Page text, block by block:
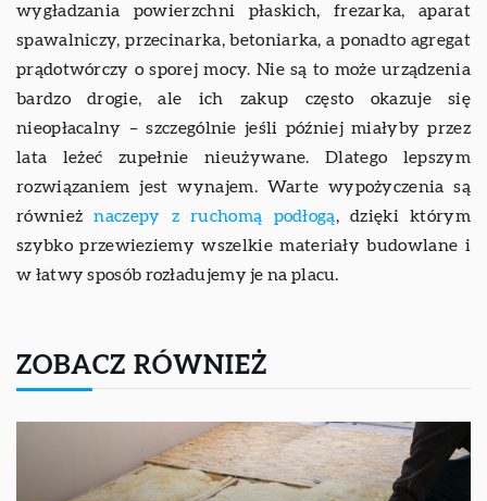
wygładzania powierzchni płaskich, frezarka, aparat
spawalniczy, przecinarka, betoniarka, a ponadto agregat
prądotwórczy o sporej mocy. Nie są to może urządzenia
bardzo drogie, ale ich zakup często okazuje się
nieopłacalny – szczególnie jeśli później miałyby przez
lata leżeć zupełnie nieużywane. Dlatego lepszym
rozwiązaniem jest wynajem. Warte wypożyczenia są
równieżnaczepy z ruchomą podłogą, dzięki którym
szybko przewieziemy wszelkie materiały budowlane i
w łatwy sposób rozładujemy je na placu.
ZOBACZ RÓWNIEŻ